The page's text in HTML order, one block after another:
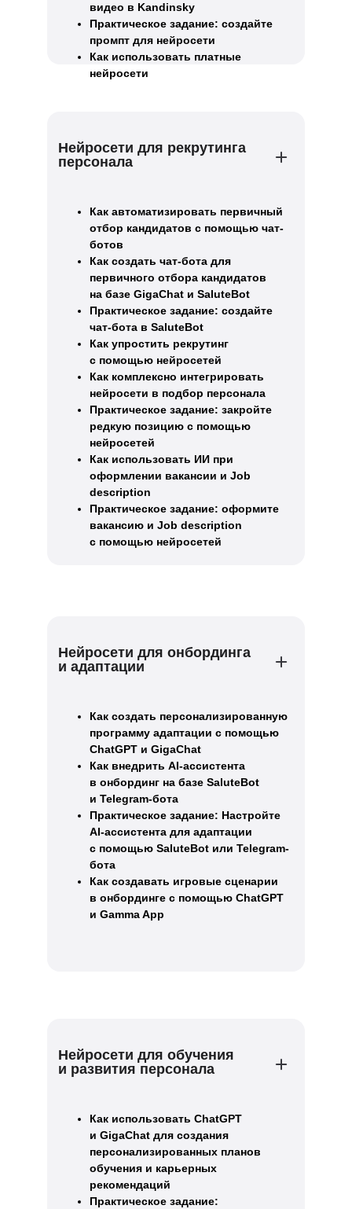
видео в Kandinsky
Практическое задание: создайте
промпт для нейросети
Как использовать платные
нейросети
Нейросети для рекрутинга
персонала
Как автоматизировать первичный
отбор кандидатов с помощью чат-
ботов
Как создать чат-бота для
первичного отбора кандидатов
на базе GigaChat и SaluteBot
Практическое задание: создайте
чат-бота в SaluteBot
Как упростить рекрутинг
с помощью нейросетей
Как комплексно интегрировать
нейросети в подбор персонала
Практическое задание: закройте
редкую позицию с помощью
нейросетей
Как использовать ИИ при
оформлении вакансии и Job
description
Практическое задание: оформите
вакансию и Job description
с помощью нейросетей
Нейросети для онбординга
и адаптации
Как создать персонализированную
программу адаптации с помощью
ChatGPT и GigaChat
Как внедрить AI-ассистента
в онбординг на базе SaluteBot
и Telegram-бота
Практическое задание: Настройте
AI-ассистента для адаптации
с помощью SaluteBot или Telegram-
бота
Как создавать игровые сценарии
в онбординге с помощью ChatGPT
и Gamma App
Нейросети для обучения
и развития персонала
Как использовать ChatGPT
и GigaChat для создания
персонализированных планов
обучения и карьерных
рекомендаций
Практическое задание: